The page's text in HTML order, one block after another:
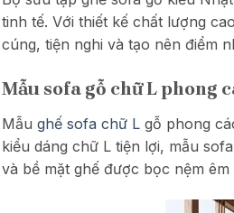
tinh tế. Với thiết kế chất lượng
cúng, tiện nghi và tạo nên điểm
Mẫu sofa gỗ chữ L phong
Mẫughế sofa chữ L gỗ phong
kiểu dáng chữ L tiện lợi, mẫu
và bề mặt ghế được bọc nệm